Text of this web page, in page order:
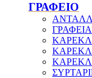
ΓΡΑΦΕΙΟ
ΓΡΑΦΕΙΑ